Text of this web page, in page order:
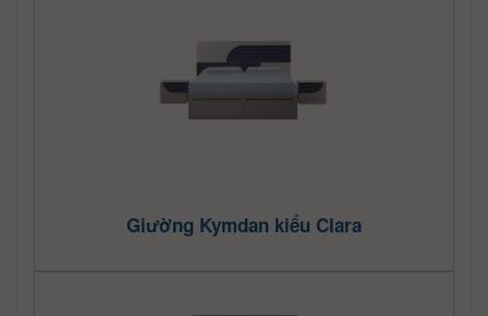
Giường Kymdan kiểu Clara